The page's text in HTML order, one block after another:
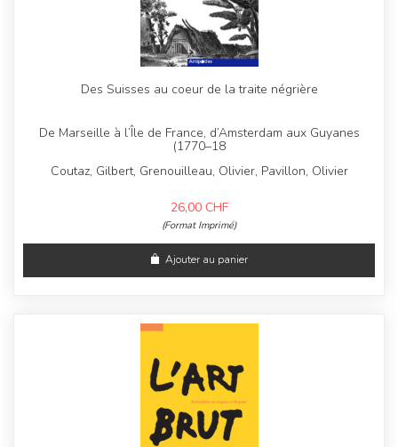
Des Suisses au coeur de la traite négrière
De Marseille à l’Île de France, d’Amsterdam aux Guyanes
(1770–18
Coutaz, Gilbert, Grenouilleau, Olivier, Pavillon, Olivier
26,00 CHF
(Format Imprimé)
Ajouter au panier